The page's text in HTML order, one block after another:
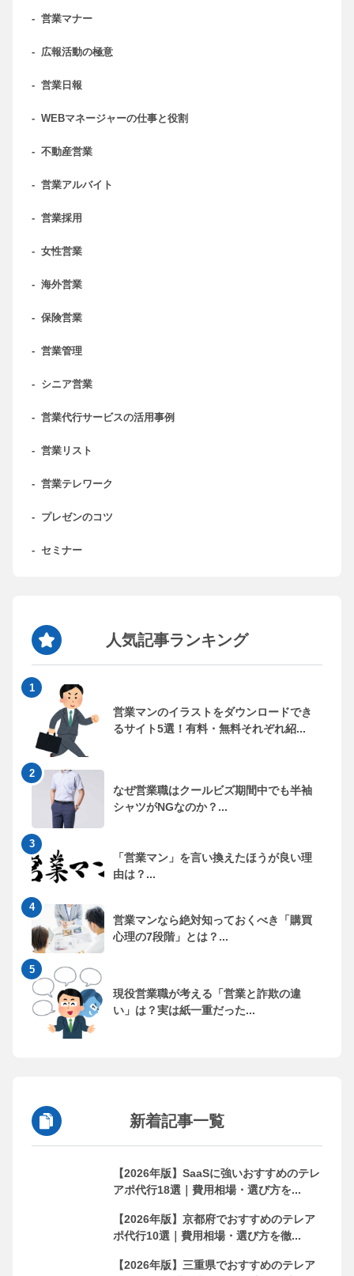
- 営業マナー
- 広報活動の極意
- 営業日報
- WEBマネージャーの仕事と役割
- 不動産営業
- 営業アルバイト
- 営業採用
- 女性営業
- 海外営業
- 保険営業
- 営業管理
- シニア営業
- 営業代行サービスの活用事例
- 営業リスト
- 営業テレワーク
- プレゼンのコツ
- セミナー
人気記事ランキング
営業マンのイラストをダウンロードでき
るサイト5選！有料・無料それぞれ紹...
なぜ営業職はクールビズ期間中でも半袖
シャツがNGなのか？...
「営業マン」を言い換えたほうが良い理
由は？...
営業マンなら絶対知っておくべき「購買
心理の7段階」とは？...
現役営業職が考える「営業と詐欺の違
い」は？実は紙一重だった...
新着記事一覧
【2026年版】SaaSに強いおすすめのテレ
アポ代行18選｜費用相場・選び方を...
【2026年版】京都府でおすすめのテレア
ポ代行10選｜費用相場・選び方を徹...
【2026年版】三重県でおすすめのテレア